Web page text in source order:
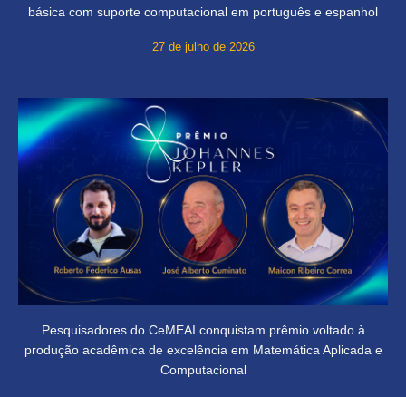
básica com suporte computacional em português e espanhol
27 de julho de 2026
Pesquisadores do CeMEAI conquistam prêmio voltado à
produção acadêmica de excelência em Matemática Aplicada e
Computacional